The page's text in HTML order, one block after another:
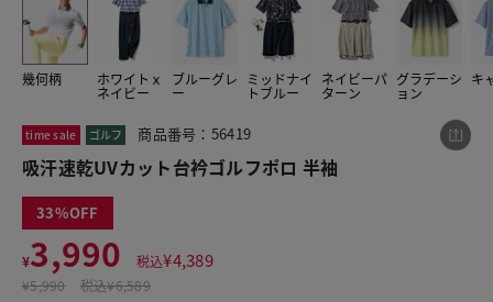
幾何柄 ホワイトｘ
ネイビー
ブルーグレ
ー
ミッドナイ
トブルー
ネイビーパ
ターン
グラデーシ
ョン
キ
time sale ゴルフ 商品番号：56419
吸汗速乾UVカット台衿ゴルフポロ 半袖
33
¥3,990 税込¥4,389
¥5,990 税込¥6,589
この商品をシェアする
吸汗速乾UVカット台衿ゴルフポロ 半袖
¥3,990
税込¥4,389